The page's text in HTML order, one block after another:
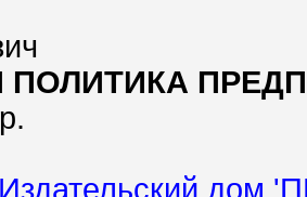
Издательский дом